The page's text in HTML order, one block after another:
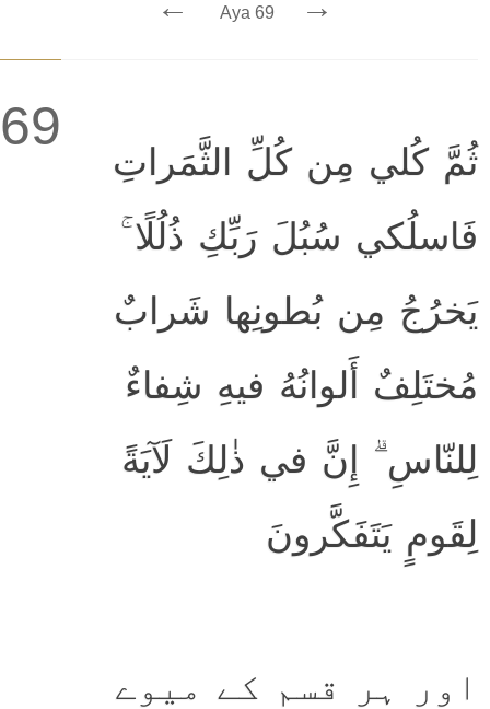
Aya 69
69
ثُمَّ كُلي مِن كُلِّ الثَّمَراتِ
فَاسلُكي سُبُلَ رَبِّكِ ذُلُلًا ۚ
يَخرُجُ مِن بُطونِها شَرابٌ
مُختَلِفٌ أَلوانُهُ فيهِ شِفاءٌ
لِلنّاسِ ۗ إِنَّ في ذٰلِكَ لَآيَةً
لِقَومٍ يَتَفَكَّرونَ
اور ہر قسم کے میوے